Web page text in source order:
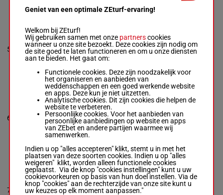
5
SCIPIO
Flavien Prat-
Richard Baltas
Box: 5 -R/4 -54
R/454 kg
1p 2p 4p
3p 3p
5
6
FREEDOM'S
NOT FREE
-Mark
H/4 -54
H/454 kg
1p (24) 5p
3p
6
7
MAXIMUS
Diego A.
Herrera- Cesar
DeAlba
H/4 54 kg 5p 4p 1p 7
Geniet van een optimale ZEturf-ervaring!
Welkom bij ZEturf!
Wij gebruiken samen met onze partnerscookies
wanneer u onze site bezoekt. Deze cookies zijn nodig om
de site goed te laten functioneren en om u onze diensten
aan te bieden. Het gaat om:
Functionele cookies. Deze zijn noodzakelijk voor
het organiseren en aanbieden van
weddenschappen en een goed werkende website
en apps. Deze kun je niet uitzetten.
Analytische cookies. Dit zijn cookies die helpen de
website te verbeteren.
Persoonlijke cookies. Voor het aanbieden van
persoonlijke aanbiedingen op website en apps
van ZEbet en andere partijen waarmee wij
samenwerken.
Indien u op "alles accepteren" klikt, stemt u in met het
plaatsen van deze soorten cookies. Indien u op "alles
weigeren" klikt, worden alleen functionele cookies
geplaatst. Via de knop "cookies instellingen" kunt u uw
cookievoorkeuren op basis van hun doel instellen. Via de
knop "cookies" aan de rechterzijde van onze site kunt u
uw keuzes op elk moment aanpassen."